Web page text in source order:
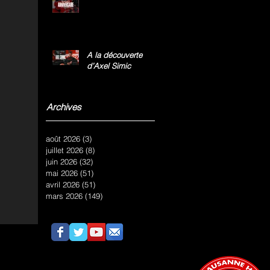
A la découverte
d’Axel Simic
Archives
août 2026 (3)
juillet 2026 (8)
juin 2026 (32)
mai 2026 (51)
avril 2026 (51)
mars 2026 (149)